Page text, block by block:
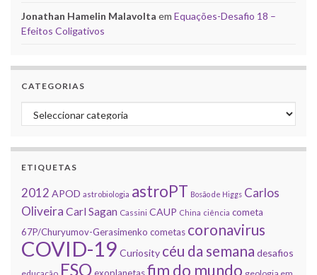
Jonathan Hamelin Malavolta em Equações-Desafio 18 –
Efeitos Coligativos
CATEGORIAS
Categorias
ETIQUETAS
2012 APOD astrobiologia astroPT Bosão de Higgs Carlos
Oliveira Carl Sagan Cassini CAUP China ciência cometa
67P/Churyumov-Gerasimenko cometas coronavirus
COVID-19 Curiosity céu da semana desafios
ESOexoplanetasfim do mundo